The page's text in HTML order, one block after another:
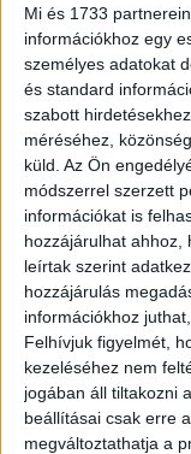
Mi és 1733
információkhoz egy
személyes adatokat
és standard
szabott
méréséhez,
küld. Az Ön
módszerrel szerzett
információkat is
hozzájárulhat ahhoz,
leírtak szerint
hozzájárulás
információkhoz
Felhívjuk figyelmét,
kezeléséhez nem
jogában áll tiltakozni
beállításai csak erre
megváltoztathatja a
végül sikeresen
méter magas Lidl-
Közvetlenül a
hangulatban ugrott
pillanat
magasságot
volt. Egy valódi,
egészen új
számomra. Az
a helyzet, de
Meggyőződésem,
amelyet egyhamar
együtt
mesélni fogok a